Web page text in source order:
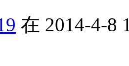
在 2014-4-8